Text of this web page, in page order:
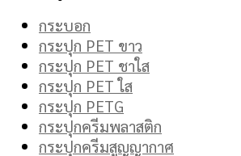
กระบอก
กระปุก PET ขาว
กระปุก PET ชาใส
กระปุก PET ใส
กระปุก PETG
กระปุกครีมพลาสติก
กระปุกครีมสูญญากาศ